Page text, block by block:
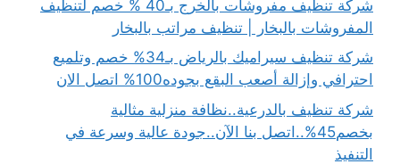
شركة تنظيف مفروشات بالخرج بـ40 % خصم لتنظيف
المفروشات بالبخار | تنظيف مراتب بالبخار
شركة تنظيف سيراميك بالرياض بـ34% خصم وتلميع
احترافي وإزالة أصعب البقع بجوده100% اتصل الان
شركة تنظيف بالدرعية..نظافة منزلية مثالية
بخصم45%..اتصل بنا الآن..جودة عالية وسرعة في
التنفيذ